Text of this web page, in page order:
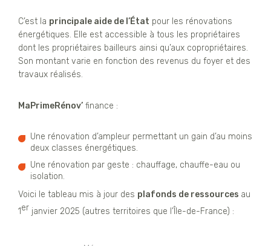
C’est la principale aide de l’État pour les rénovations
énergétiques. Elle est accessible à tous les propriétaires
dont les propriétaires bailleurs ainsi qu’aux copropriétaires.
Son montant varie en fonction des revenus du foyer et des
travaux réalisés.
MaPrimeRénov’ finance :
Une rénovation d’ampleur permettant un gain d’au moins
deux classes énergétiques.
Une rénovation par geste : chauffage, chauffe-eau ou
isolation.
Voici le tableau mis à jour des plafonds de ressources au
1er janvier 2025 (autres territoires que l’Île-de-France) :